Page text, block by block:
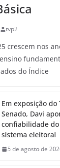
tvp2
crescem nos
do Índice
Em exposição do
Senado, Davi
confiabilidade do
sistema eleitoral
5 de agosto de